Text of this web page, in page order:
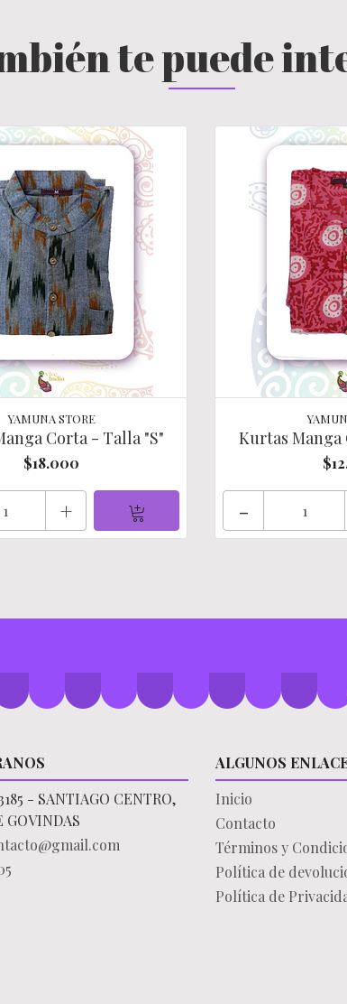
te puede
YAMUNA STORE
Corta - Talla "S"
$18.000
+
Kurtas Manga
-
- SANTIAGO CENTRO,
GOVINDAS
ALGUNOS
Inicio
Contacto
Términos y
Política de
Política de